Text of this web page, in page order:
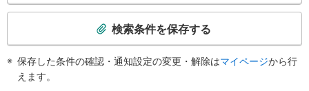
・点字案内（券売機）
※駅員無配置駅（連絡先：東岡崎駅）
検
検索条件を保存する
保存した条件の確認・通知設定の変更・解除はマイページから行
えます。